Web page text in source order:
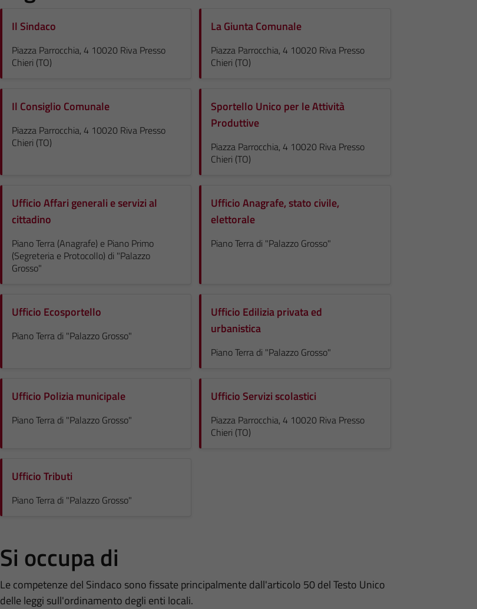
Il Sindaco
Piazza Parrocchia, 4 10020 Riva Presso
Chieri (TO)
La Giunta Comunale
Piazza Parrocchia, 4 10020 Riva Presso
Chieri (TO)
Il Consiglio Comunale
Piazza Parrocchia, 4 10020 Riva Presso
Chieri (TO)
Sportello Unico per le Attività
Produttive
Piazza Parrocchia, 4 10020 Riva Presso
Chieri (TO)
Ufficio Affari generali e servizi al
cittadino
Piano Terra (Anagrafe) e Piano Primo
(Segreteria e Protocollo) di "Palazzo
Grosso"
Ufficio Anagrafe, stato civile,
elettorale
Piano Terra di "Palazzo Grosso"
Ufficio Ecosportello
Piano Terra di "Palazzo Grosso"
Ufficio Edilizia privata ed
urbanistica
Piano Terra di "Palazzo Grosso"
Ufficio Polizia municipale
Piano Terra di "Palazzo Grosso"
Ufficio Servizi scolastici
Piazza Parrocchia, 4 10020 Riva Presso
Chieri (TO)
Ufficio Tributi
Piano Terra di "Palazzo Grosso"
Si occupa di
Le competenze del Sindaco sono fissate principalmente dall'articolo 50 del Testo Unico
delle leggi sull'ordinamento degli enti locali.